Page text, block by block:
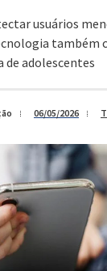
usuários
também
de adolescentes
06/05/2026